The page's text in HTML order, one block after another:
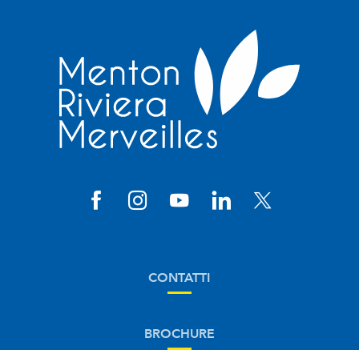
CONTATTI
BROCHURE